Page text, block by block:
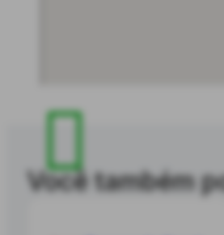
Você também